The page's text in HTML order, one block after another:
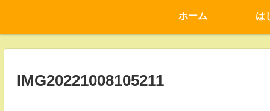
ホーム は
IMG20221008105211